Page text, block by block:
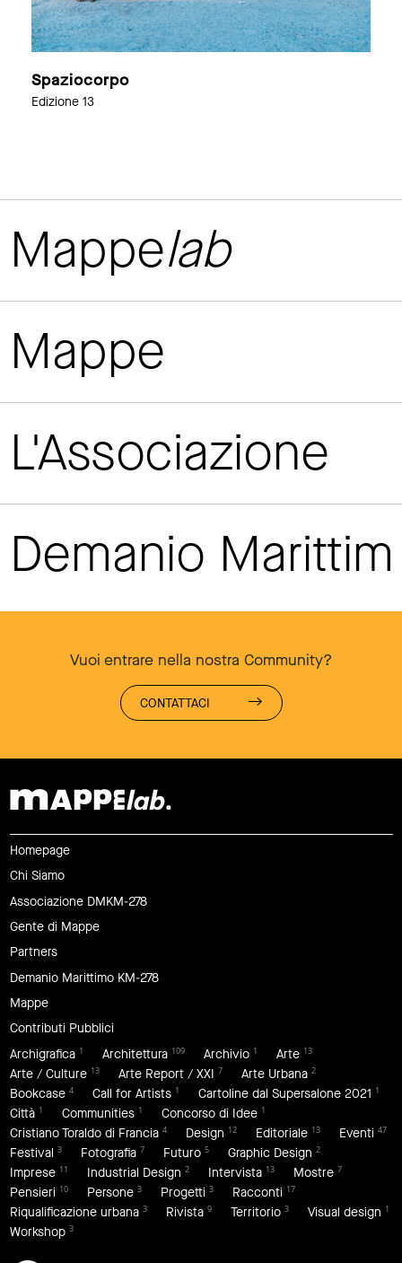
Spaziocorpo
Edizione 13
Mappelab
Mappe
L'Associazione
Demanio
Vuoi entrare nella nostra Community?
CONTATTACI
Homepage
Chi Siamo
Associazione DMKM-278
Gente di Mappe
Partners
Demanio Marittimo KM-278
Mappe
Contributi Pubblici
Archigrafica 1 Architettura 109 Archivio 1 Arte 13
Arte / Culture 13 Arte Report / XXI 7 Arte Urbana 2
Bookcase 4 Call for Artists 1 Cartoline dal Supersalone 2021 1
Città 1 Communities 1 Concorso di Idee 1
Cristiano Toraldo di Francia 4 Design 12 Editoriale 13 Eventi 47
Festival 3 Fotografia 7 Futuro 5 Graphic Design 2
Imprese 11 Industrial Design 2 Intervista 13 Mostre 7
Pensieri 10 Persone 3 Progetti 3 Racconti 17
Riqualificazione urbana 3 Rivista 9 Territorio 3 Visual design 1
Workshop 3